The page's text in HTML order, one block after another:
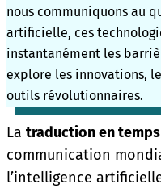
nous communiquons au
artificielle, ces
instantanément les
explore les innovations,
outils révolutionnaires.
La traduction en
communication
l’intelligence